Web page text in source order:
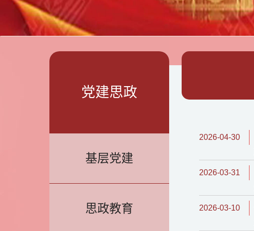
党建思政
基层党建
思政教育
2026-04-30
2026-03-31
2026-03-10